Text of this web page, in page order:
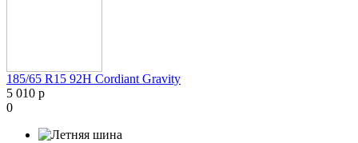
185/65 R15 92H Cordiant Gravity
5 010 р
0